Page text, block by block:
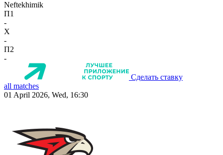
Neftekhimik
П1
-
X
-
П2
-
Сделать ставку
all matches
01 April 2026, Wed, 16:30